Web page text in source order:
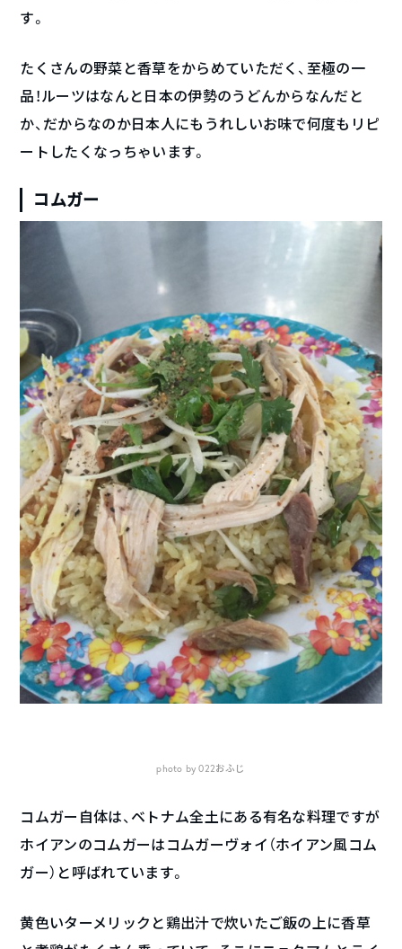
す。
たくさんの野菜と香草をからめていただく、至極の一
品！ルーツはなんと日本の伊勢のうどんからなんだと
か、だからなのか日本人にもうれしいお味で何度もリピ
ートしたくなっちゃいます。
コムガー
photo by 022おふじ
コムガー自体は、ベトナム全土にある有名な料理ですが
ホイアンのコムガーはコムガーヴォイ（ホイアン風コム
ガー）と呼ばれています。
黄色いターメリックと鶏出汁で炊いたご飯の上に香草